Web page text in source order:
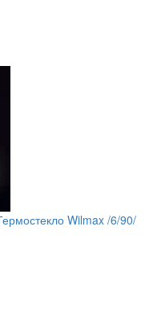
Wilmax /6/90/